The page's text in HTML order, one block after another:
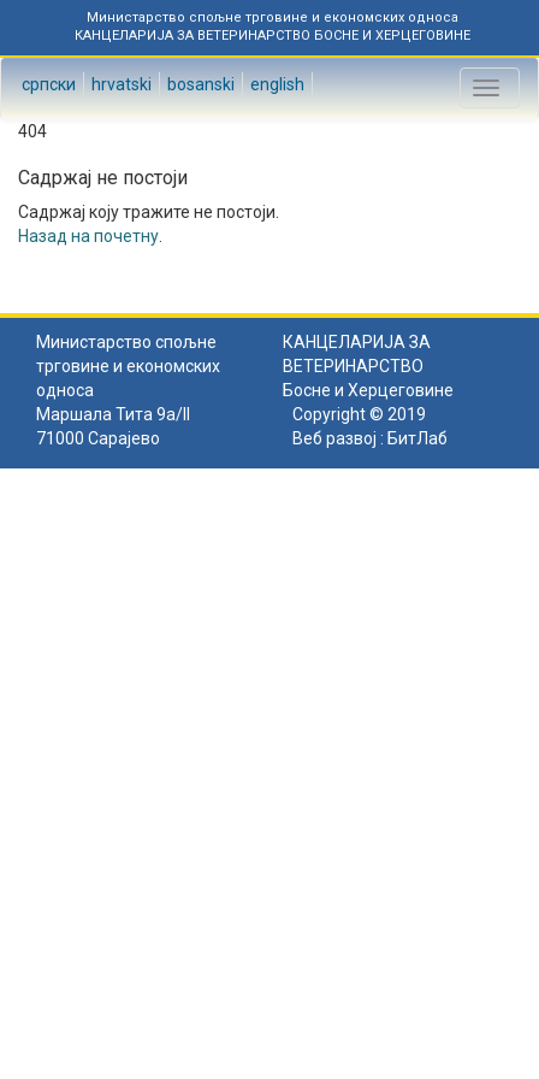
Министарство спољне трговине и економских односа
КАНЦЕЛАРИЈА ЗА ВЕТЕРИНАРСТВО БОСНЕ И ХЕРЦЕГОВИНЕ
српски hrvatski bosanski english
Toggle
404
Садржај не постоји
Садржај коју тражите не постоји.
Назад на почетну
Министарство спољне
трговине и економских
односа
КАНЦЕЛАРИЈА ЗА
ВЕТЕРИНАРСТВО
Босне и Херцеговине
Маршала Тита 9а/II
71000 Сарајево
Copyright © 2019
Веб развој : БитЛаб